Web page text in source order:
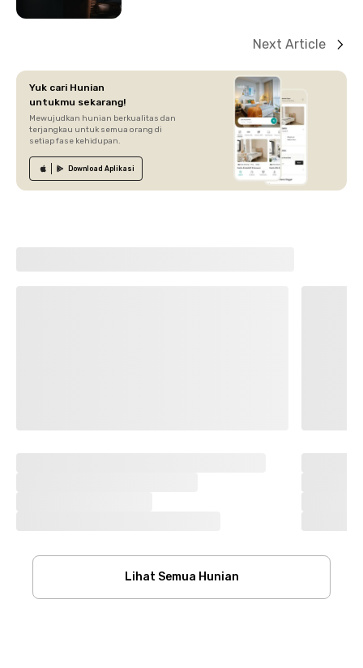
Next Article
Yuk cari Hunian
untukmu sekarang!
Mewujudkan hunian berkualitas dan
terjangkau untuk semua orang di
setiap fase kehidupan.
Download Aplikasi
Lihat Semua Hunian